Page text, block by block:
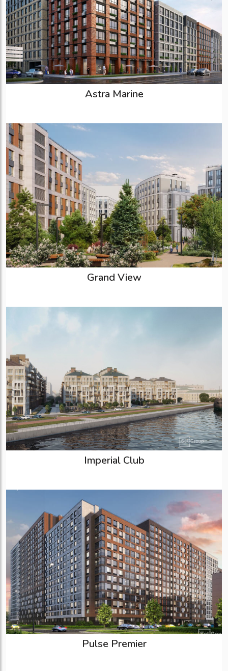
Astra Marine
Grand View
Imperial Club
Pulse Premier